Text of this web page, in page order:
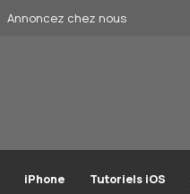
Annoncez chez nous
iPhone Tutoriels iOS